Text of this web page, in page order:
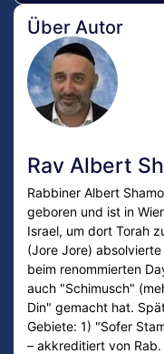
Über Autor
Rav Albert
Rabbiner Albert
geboren und ist in
Israel, um dort Torah
(Jore Jore) absolvierte
beim renommierten
auch "Schimusch"
Din" gemacht hat.
Gebiete: 1) "Sofer
– akkreditiert von